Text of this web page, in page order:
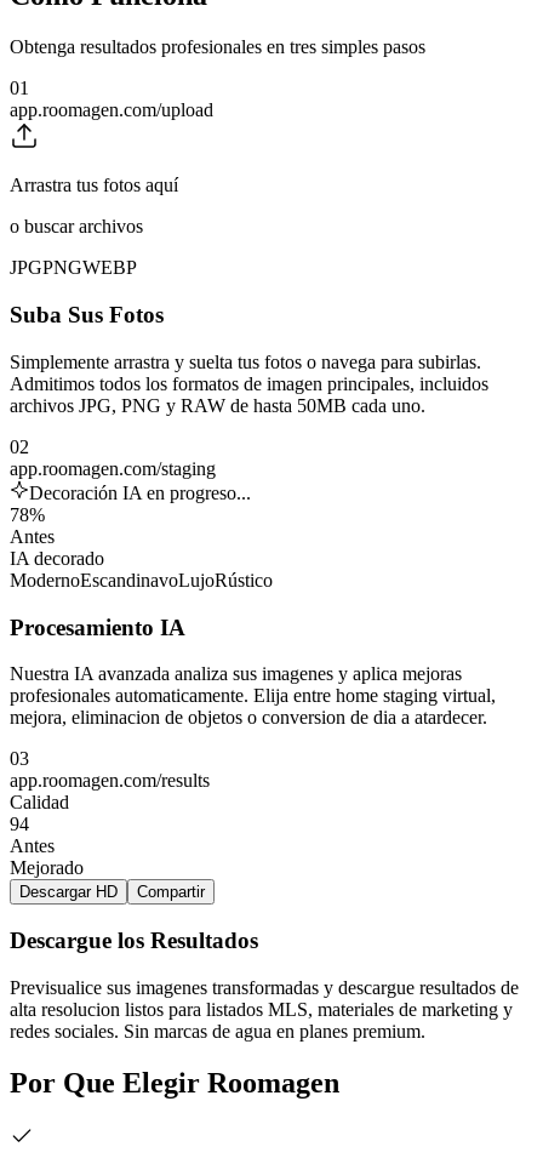
Obtenga resultados profesionales en tres simples pasos
01
app.roomagen.com/upload
Arrastra tus fotos aquí
o buscar archivos
JPGPNGWEBP
Suba Sus Fotos
Simplemente arrastra y suelta tus fotos o navega para subirlas.
Admitimos todos los formatos de imagen principales, incluidos
archivos JPG, PNG y RAW de hasta 50MB cada uno.
02
app.roomagen.com/staging
Decoración IA en progreso...
78%
Antes
IA decorado
ModernoEscandinavoLujoRústico
Procesamiento IA
Nuestra IA avanzada analiza sus imagenes y aplica mejoras
profesionales automaticamente. Elija entre home staging virtual,
mejora, eliminacion de objetos o conversion de dia a atardecer.
03
app.roomagen.com/results
Calidad
94
Antes
Mejorado
Descargar HD Compartir
Descargue los Resultados
Previsualice sus imagenes transformadas y descargue resultados de
alta resolucion listos para listados MLS, materiales de marketing y
redes sociales. Sin marcas de agua en planes premium.
Por Que Elegir Roomagen